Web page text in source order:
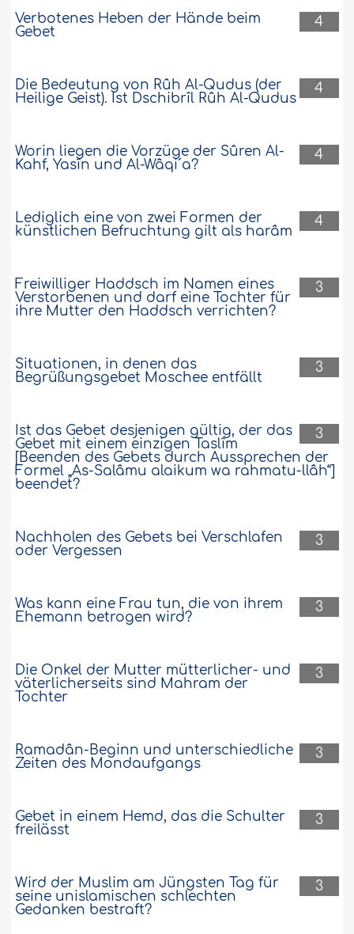
4
Verbotenes Heben der Hände beim
Gebet
4
Die Bedeutung von Rûh Al-Qudus (der
Heilige Geist). Ist Dschibrîl Rûh Al-Qudus
4
Worin liegen die Vorzüge der Sûren Al-
Kahf, Yasîn und Al-Wâqi´a?
4
Lediglich eine von zwei Formen der
künstlichen Befruchtung gilt als harâm
3
Freiwilliger Haddsch im Namen eines
Verstorbenen und darf eine Tochter für
ihre Mutter den Haddsch verrichten?
3
Situationen, in denen das
Begrüßungsgebet Moschee entfällt
3
Ist das Gebet desjenigen gültig, der das
Gebet mit einem einzigen Taslîm
[Beenden des Gebets durch Aussprechen der
Formel „As-Salâmu alaikum wa rahmatu-llâh“]
beendet?
3
Nachholen des Gebets bei Verschlafen
oder Vergessen
3
Was kann eine Frau tun, die von ihrem
Ehemann betrogen wird?
3
Die Onkel der Mutter mütterlicher- und
väterlicherseits sind Mahram der
Tochter
3
Ramadân-Beginn und unterschiedliche
Zeiten des Mondaufgangs
3
Gebet in einem Hemd, das die Schulter
freilässt
3
Wird der Muslim am Jüngsten Tag für
seine unislamischen schlechten
Gedanken bestraft?